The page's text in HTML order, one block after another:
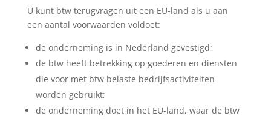
U kunt btw terugvragen uit een EU-land als u aan
een aantal voorwaarden voldoet:
de onderneming is in Nederland gevestigd;
de btw heeft betrekking op goederen en diensten
die voor met btw belaste bedrijfsactiviteiten
worden gebruikt;
de onderneming doet in het EU-land, waar de btw